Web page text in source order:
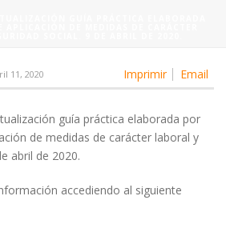
Imprimir Email
11, 2020
guía práctica elaborada por
de medidas de carácter laboral y
abril de 2020.
accediendo al siguiente